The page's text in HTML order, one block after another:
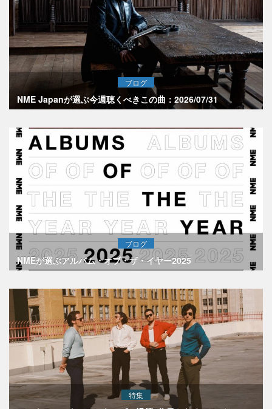
ブログ
NME Japanが選ぶ今週聴くべきこの曲：2026/07/31
ブログ
NMEが選ぶアルバム・オブ・ザ・イヤー2025
特集